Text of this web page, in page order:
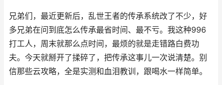
兄弟们，最近更新后，乱世王者的传承系统改了不少，好
多兄弟在问到底怎么传承最省时间、最不亏。我这种996
打工人，周末就那么点时间，最烦的就是走错路白费功
夫。今天就掰开了揉碎了，把传承这事儿一次说清楚。别
信那些云攻略，全是实测和血泪教训，跟喝水一样简单。